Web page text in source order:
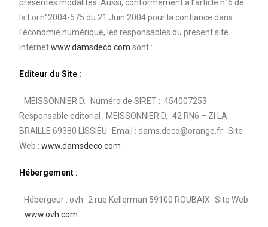
présentes modalités. Aussi, conformément à l’article n°6 de
la Loi n°2004-575 du 21 Juin 2004 pour la confiance dans
l’économie numérique, les responsables du présent site
internetwww.damsdeco.com sont :
Editeur du Site :
MEISSONNIER D. Numéro de SIRET : 454007253
Responsable editorial : MEISSONNIER D. 42 RN6 – ZI LA
BRAILLE 69380 LISSIEU Email : dams.deco@orange.fr Site
Web :www.damsdeco.com
Hébergement :
Hébergeur : ovh 2 rue Kellerman 59100 ROUBAIX Site Web
:www.ovh.com